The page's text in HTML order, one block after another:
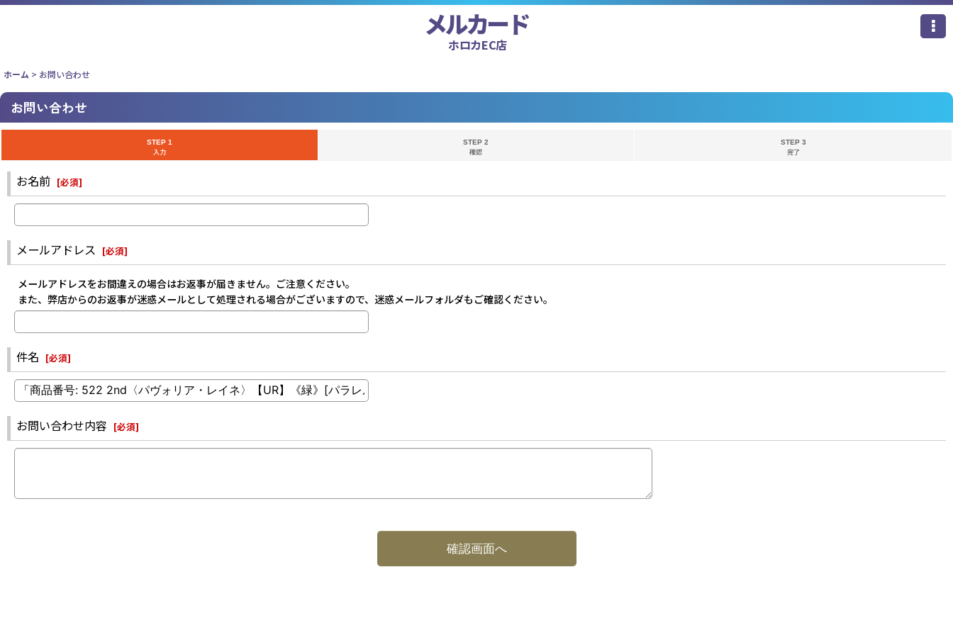
メルカード
ホロカEC店
ホーム > お問い合わせ
お問い合わせ
STEP 1
入力
STEP 2
確認
STEP 3
完了
お名前 [必須]
メールアドレス [必須]
メールアドレスをお間違えの場合はお返事が届きません。ご注意ください。
また、弊店からのお返事が迷惑メールとして処理される場合がございますので、迷惑メールフォルダもご確認ください。
件名 [必須]
お問い合わせ内容 [必須]
確認画面へ